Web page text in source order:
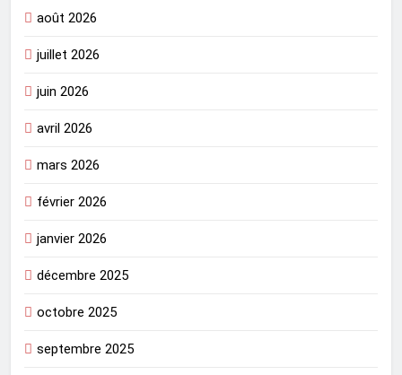
août 2026
juillet 2026
juin 2026
avril 2026
mars 2026
février 2026
janvier 2026
décembre 2025
octobre 2025
septembre 2025